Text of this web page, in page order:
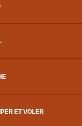
ET VOLER
de 500 m